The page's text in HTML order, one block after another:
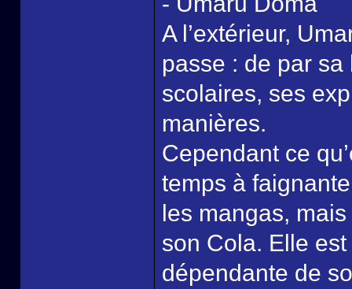
A l’extérieur,
passe : de par
scolaires, ses
manières.
Cependant ce
temps à
les mangas,
son Cola. Elle
dépendante de